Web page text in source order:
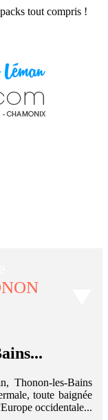
tout compris !
Thonon-les-Bains
toute baignée
occidentale...